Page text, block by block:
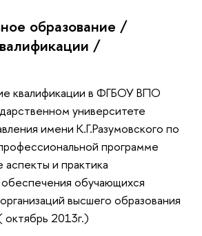
образование /
/
квалификации в ФГБОУ ВПО
университете
имени К.Г.Разумовского по
программе
и практика
обучающихся
высшего образования
2013г.)